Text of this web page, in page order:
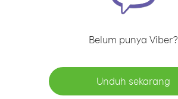
Belum punya Viber?
Unduh sekarang